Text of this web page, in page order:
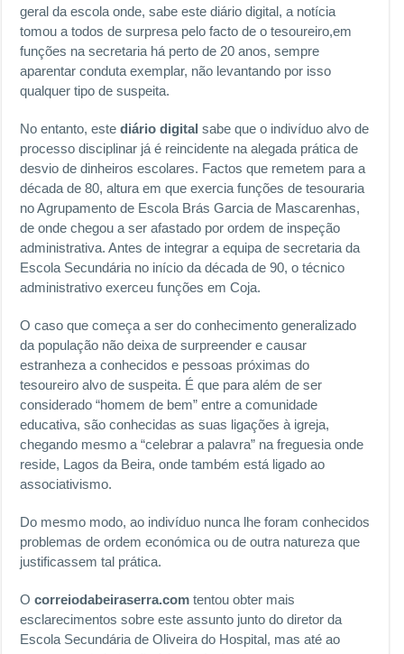
geral da escola onde, sabe este diário digital, a notícia
tomou a todos de surpresa pelo facto de o tesoureiro,em
funções na secretaria há perto de 20 anos, sempre
aparentar conduta exemplar, não levantando por isso
qualquer tipo de suspeita.
No entanto, este diário digitalsabe que o indivíduo alvo de
processo disciplinar já é reincidente na alegada prática de
desvio de dinheiros escolares. Factos que remetem para a
década de 80, altura em que exercia funções de tesouraria
no Agrupamento de Escola Brás Garcia de Mascarenhas,
de onde chegou a ser afastado por ordem de inspeção
administrativa. Antes de integrar a equipa de secretaria da
Escola Secundária no início da década de 90, o técnico
administrativo exerceu funções em Coja.
O caso que começa a ser do conhecimento generalizado
da população não deixa de surpreender e causar
estranheza a conhecidos e pessoas próximas do
tesoureiro alvo de suspeita. É que para além de ser
considerado “homem de bem” entre a comunidade
educativa, são conhecidas as suas ligações à igreja,
chegando mesmo a “celebrar a palavra” na freguesia onde
reside, Lagos da Beira, onde também está ligado ao
associativismo.
Do mesmo modo, ao indivíduo nunca lhe foram conhecidos
problemas de ordem económica ou de outra natureza que
justificassem tal prática.
Ocorreiodabeiraserra.com tentou obter mais
esclarecimentos sobre este assunto junto do diretor da
Escola Secundária de Oliveira do Hospital, mas até ao